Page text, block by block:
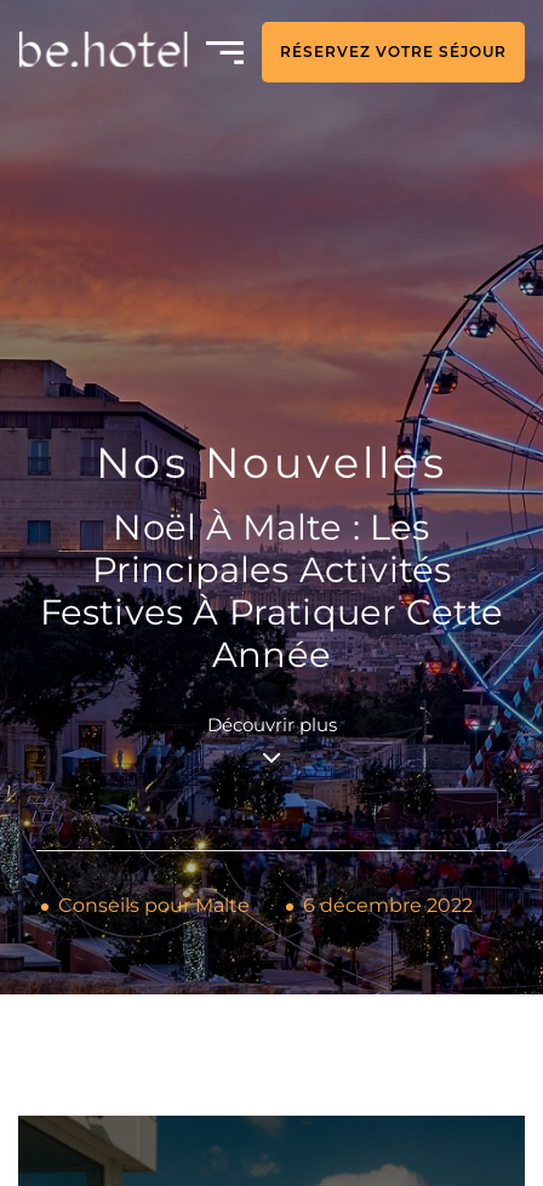
RÉSERVEZ VOTRE SÉJOUR
Nos Nouvelles
Noël À Malte : Les
Principales Activités
Festives À Pratiquer Cette
Année
Découvrir plus
Conseils pour Malte 6 décembre 2022